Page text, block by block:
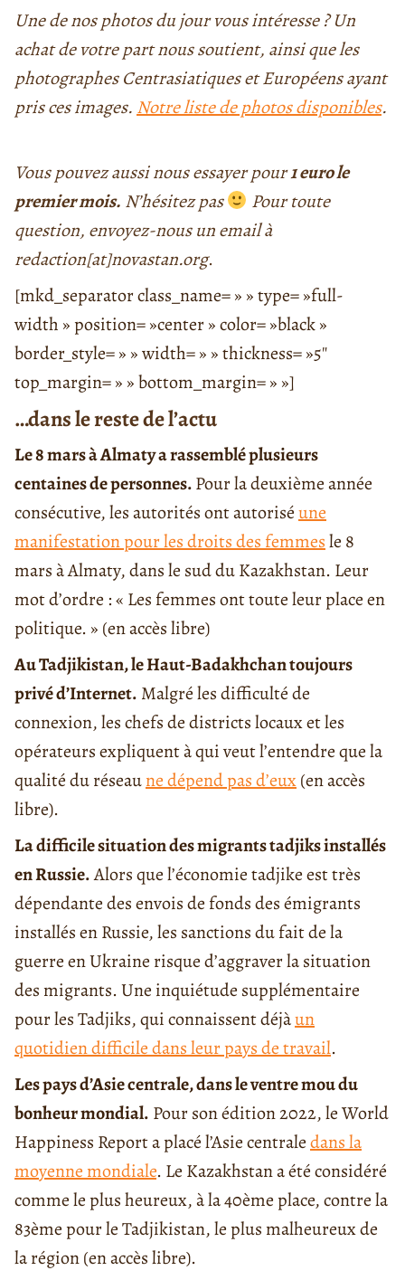
Une de nos photos du jour vous intéresse ? Un
achat de votre part nous soutient, ainsi que les
photographes Centrasiatiques et Européens ayant
pris ces images. Notre liste de photos disponibles.
Vous pouvez aussi nous essayer pour1 euro le
premier mois. N’hésitez pas
Pour toute
question, envoyez-nous un email à
redaction[at]novastan.org.
[mkd_separator class_name= » » type= »full-
width » position= »center » color= »black »
border_style= » » width= » » thickness= »5″
top_margin= » » bottom_margin= » »]
…dans le reste de l’actu
Le 8 mars à Almaty a rassemblé plusieurs
centaines de personnes.Pour la deuxième année
consécutive, les autorités ont autoriséune
manifestation pour les droits des femmesle 8
mars à Almaty, dans le sud du Kazakhstan. Leur
mot d’ordre : « Les femmes ont toute leur place en
politique. » (en accès libre)
Au Tadjikistan, le Haut-Badakhchan toujours
privé d’Internet. Malgré les difficulté de
connexion, les chefs de districts locaux et les
opérateurs expliquent à qui veut l’entendre que la
qualité du réseaune dépend pas d’eux(en accès
libre).
La difficile situation des migrants tadjiks installés
en Russie.Alors que l’économie tadjike est très
dépendante des envois de fonds des émigrants
installés en Russie, les sanctions du fait de la
guerre en Ukraine risque d’aggraver la situation
des migrants. Une inquiétude supplémentaire
pour les Tadjiks, qui connaissent déjàun
quotidien difficile dans leur pays de travail.
Les pays d’Asie centrale, dans le ventre mou du
bonheur mondial. Pour son édition 2022, le World
Happiness Report a placé l’Asie centraledans la
moyenne mondiale. Le Kazakhstan a été considéré
comme le plus heureux, à la 40ème place, contre la
83ème pour le Tadjikistan, le plus malheureux de
la région (en accès libre).